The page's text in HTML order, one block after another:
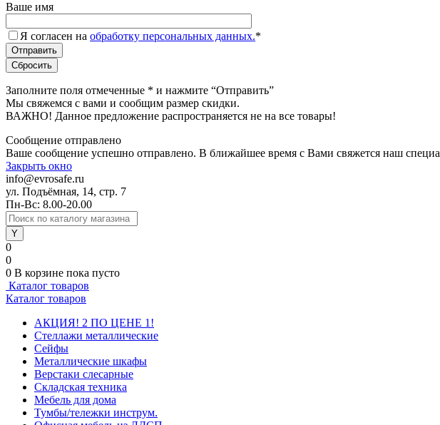
Ваше имя
Я согласен на обработку персональных данных.*
Заполните поля отмеченные * и нажмите “Отправить”
Мы свяжемся с вами и сообщим размер скидки.
ВАЖНО! Данное предложение распространяется не на все товары!
Сообщение отправлено
Ваше сообщение успешно отправлено. В ближайшее время с Вами свяжется наш
Закрыть окно
info@evrosafe.ru
ул. Подъёмная, 14, стр. 7
Пн-Вс: 8.00-20.00
0
0
0 В корзине пока пусто
Каталог товаров
Каталог товаров
АКЦИЯ! 2 ПО ЦЕНЕ 1!
Стеллажи металлические
Сейфы
Металлические шкафы
Верстаки слесарные
Складская техника
Мебель для дома
Тумбы/тележки инструм.